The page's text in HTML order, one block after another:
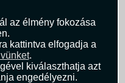
az élmény fokozása
kattintva elfogadja a
.
kiválaszthatja azt
engedélyezni.